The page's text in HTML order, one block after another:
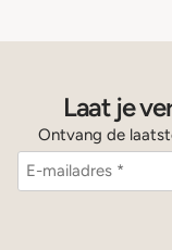
Laat je
Ontvang de